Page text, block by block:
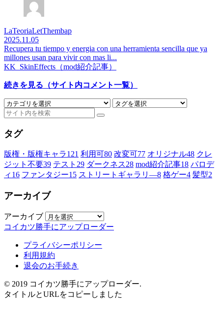
LaTeoriaLetThembap
2025.11.05
Recupera tu tiempo y energia con una herramienta sencilla que ya
millones usan para vivir con mas li...
KK_SkinEffects（mod紹介記事）
続きを見る（サイト内コメント一覧）
タグ
版権・版権キャラ121 利用可80 改変可77 オリジナル48 クレ
ジット不要39 テスト 29 ダークネス28 mod紹介記事18 パロデ
ィ 16 ファンタジー15 ストリートギャラリ―8 格ゲー4 髪型2
アーカイブ
アーカイブ
コイカツ勝手にアップローダー
プライバシーポリシー
利用規約
退会のお手続き
© 2019 コイカツ勝手にアップローダー.
タイトルとURLをコピーしました